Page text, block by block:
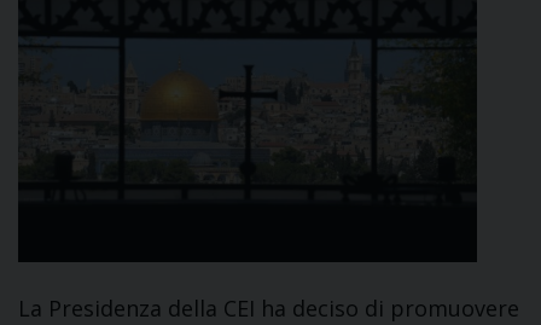
La Presidenza della CEI ha deciso di promuovere